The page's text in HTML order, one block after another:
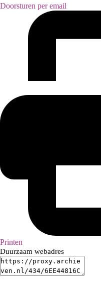
Doorsturen per email
Printen
Duurzaam webadres